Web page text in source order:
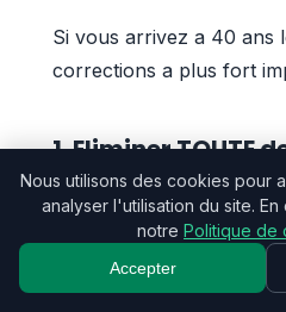
Si vous arrivez a 40 ans
corrections a plus fort
1. Eliminer TOUTE
Credit revolving,
consommation –
investissement. La
investissement ne
Nous utilisons des cookies pour
analyser l'utilisation du site.
notre Politique de
Accepter